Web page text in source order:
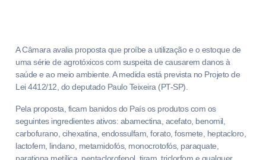
A Câmara avalia proposta que proíbe a utilização e o estoque de
uma série de agrotóxicos com suspeita de causarem danos à
saúde e ao meio ambiente. A medida está prevista no Projeto de
Lei 4412/12, do deputado Paulo Teixeira (PT-SP).
Pela proposta, ficam banidos do País os produtos com os
seguintes ingredientes ativos: abamectina, acefato, benomil,
carbofurano, cihexatina, endossulfam, forato, fosmete, heptacloro,
lactofem, lindano, metamidofós, monocrotofós, paraquate,